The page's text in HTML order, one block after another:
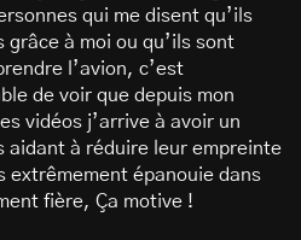
qui me disent qu’ils
à moi ou qu’ils sont
l’avion, c’est
de voir que depuis mon
vidéos j’arrive à avoir un
aidant à réduire leur empreinte
extrêmement épanouie dans
fière, Ça motive !